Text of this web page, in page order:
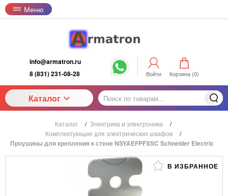
Меню
info@armatron.ru
8 (831) 231-08-28
Войти Корзина (0)
Каталог
Каталог / Электрика и электроника
/
Комплектующие для электрических шкафов
/
Проушины для крепления к стене NSYAEFPFXSC Schneider Electric
В ИЗБРАННОЕ